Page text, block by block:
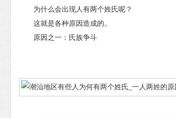
为什么会出现人有两个姓氏呢？
这就是各种原因造成的。
原因之一：氏族争斗